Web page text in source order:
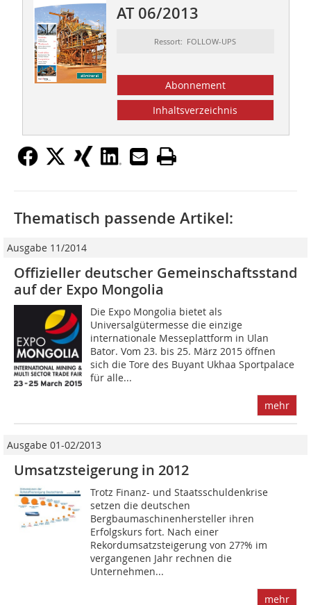
AT 06/2013
Ressort: FOLLOW-UPS
Abonnement
Inhaltsverzeichnis
Thematisch passende Artikel:
Ausgabe 11/2014
Offizieller deutscher Gemeinschaftsstand
auf der Expo Mongolia
Die Expo Mongolia bietet als
Universalgütermesse die einzige
internationale Messeplattform in Ulan
Bator. Vom 23. bis 25. März 2015 öffnen
sich die Tore des Buyant Ukhaa Sportpalace
für alle...
mehr
Ausgabe 01-02/2013
Umsatzsteigerung in 2012
Trotz Finanz- und Staatsschuldenkrise
setzen die deutschen
Bergbaumaschinenhersteller ihren
Erfolgskurs fort. Nach einer
Rekordumsatzsteigerung von 27?% im
vergangenen Jahr rechnen die
Unternehmen...
mehr